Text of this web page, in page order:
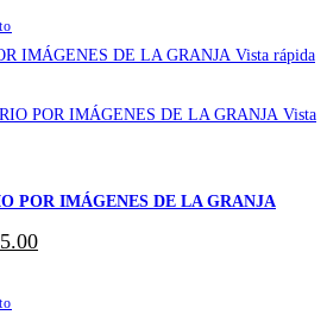
Vista rápida
Vista
POR IMÁGENES DE LA GRANJA
El